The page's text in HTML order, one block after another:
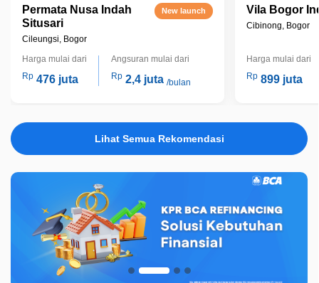
Permata Nusa Indah
Situsari
Cileungsi, Bogor
New launch
Harga mulai dari
Rp 476 juta
Angsuran mulai dari
Rp 2,4 juta /bulan
Vila Bogor
Cibinong, Bogor
Harga mulai dari
Rp 899 juta
Lihat Semua Rekomendasi